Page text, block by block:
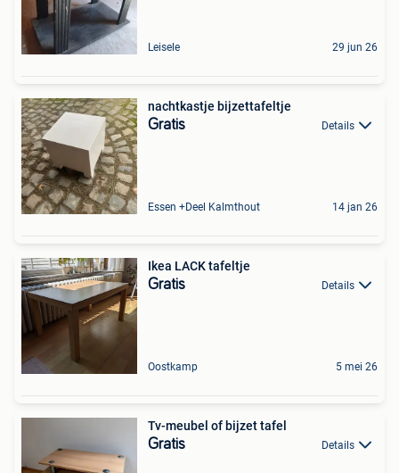
Leisele 29 jun 26
nachtkastje bijzettafeltje
Gratis Details
Essen +Deel Kalmthout 14 jan 26
Ikea LACK tafeltje
Gratis Details
Oostkamp 5 mei 26
Tv-meubel of bijzet tafel
Gratis Details